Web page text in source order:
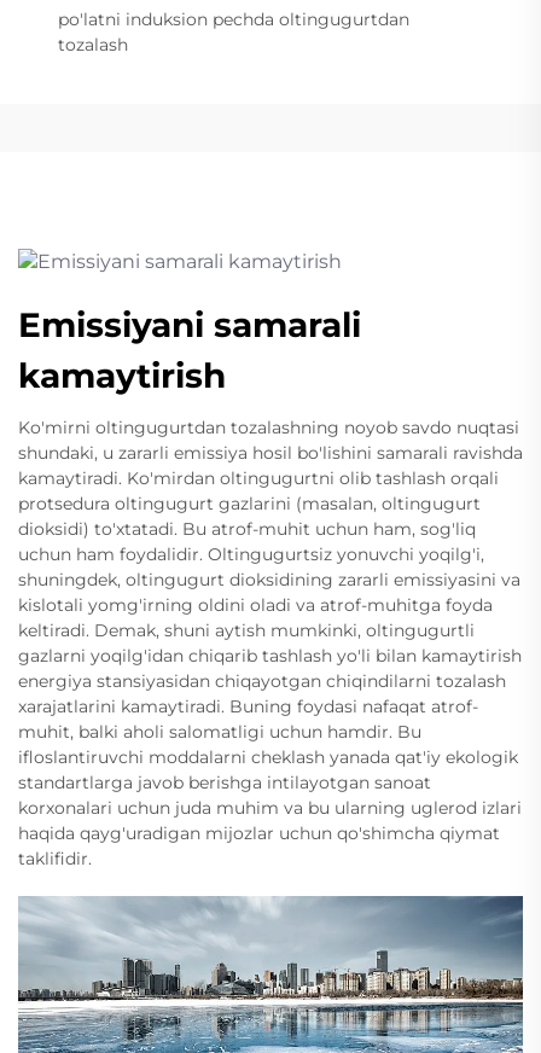
po'latni induksion pechda oltingugurtdan
tozalash
Emissiyani samarali
kamaytirish
Ko'mirni oltingugurtdan tozalashning noyob savdo nuqtasi
shundaki, u zararli emissiya hosil bo'lishini samarali ravishda
kamaytiradi. Ko'mirdan oltingugurtni olib tashlash orqali
protsedura oltingugurt gazlarini (masalan, oltingugurt
dioksidi) to'xtatadi. Bu atrof-muhit uchun ham, sog'liq
uchun ham foydalidir. Oltingugurtsiz yonuvchi yoqilg'i,
shuningdek, oltingugurt dioksidining zararli emissiyasini va
kislotali yomg'irning oldini oladi va atrof-muhitga foyda
keltiradi. Demak, shuni aytish mumkinki, oltingugurtli
gazlarni yoqilg'idan chiqarib tashlash yo'li bilan kamaytirish
energiya stansiyasidan chiqayotgan chiqindilarni tozalash
xarajatlarini kamaytiradi. Buning foydasi nafaqat atrof-
muhit, balki aholi salomatligi uchun hamdir. Bu
ifloslantiruvchi moddalarni cheklash yanada qat'iy ekologik
standartlarga javob berishga intilayotgan sanoat
korxonalari uchun juda muhim va bu ularning uglerod izlari
haqida qayg'uradigan mijozlar uchun qo'shimcha qiymat
taklifidir.